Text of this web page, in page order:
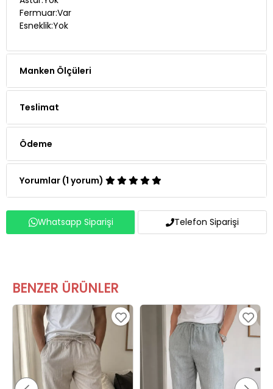
Fermuar:Var
Esneklik:Yok
Manken Ölçüleri
Teslimat
Ödeme
Yorumlar (1 yorum)
Whatsapp Siparişi Telefon Siparişi
BENZER ÜRÜNLER